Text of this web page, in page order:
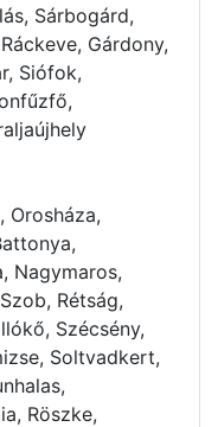
Sárbogárd,
Gárdony,
Siófok,
Orosháza,
Nagymaros,
Rétság,
Szécsény,
Soltvadkert,
Röszke,